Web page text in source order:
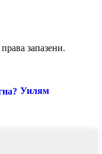
запазени.
Уилям